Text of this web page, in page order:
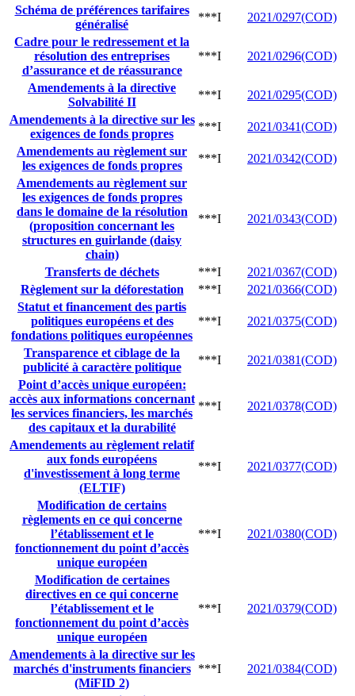
Schéma de préférences tarifaires
généralisé
***I
2021/0297(COD)
Cadre pour le redressement et la
résolution des entreprises
d’assurance et de réassurance
***I 2021/0296(COD)
Amendements à la directive
Solvabilité II
***I
2021/0295(COD)
Amendements à la directive sur les
exigences de fonds propres
***I
2021/0341(COD)
Amendements au règlement sur
les exigences de fonds propres
***I
2021/0342(COD)
Amendements au règlement sur
les exigences de fonds propres
dans le domaine de la résolution
(proposition concernant les
structures en guirlande (daisy
chain)
***I 2021/0343(COD)
Transferts de déchets ***I
2021/0367(COD)
Règlement sur la déforestation
***I
2021/0366(COD)
Statut et financement des partis
politiques européens et des
fondations politiques européennes
***I 2021/0375(COD)
Transparence et ciblage de la
publicité à caractère politique
***I
2021/0381(COD)
Point d’accès unique européen:
accès aux informations concernant
les services financiers, les marchés
des capitaux et la durabilité
***I 2021/0378(COD)
Amendements au règlement relatif
aux fonds européens
d'investissement à long terme
(ELTIF)
***I 2021/0377(COD)
Modification de certains
règlements en ce qui concerne
l’établissement et le
fonctionnement du point d’accès
unique européen
***I 2021/0380(COD)
Modification de certaines
directives en ce qui concerne
l’établissement et le
fonctionnement du point d’accès
unique européen
***I 2021/0379(COD)
Amendements à la directive sur les
marchés d'instruments financiers
(MiFID 2)
***I 2021/0384(COD)